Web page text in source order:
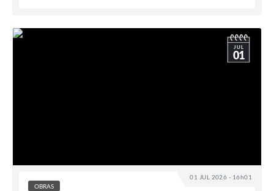
01 JUL 2026 - 16h01
JUL
01
OBRAS